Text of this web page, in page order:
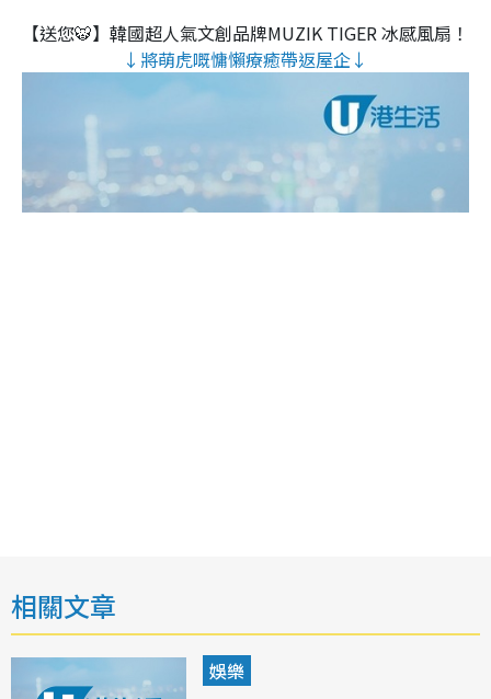
【送您🐯】韓國超人氣文創品牌MUZIK TIGER 冰感風扇！
↓將萌虎嘅慵懶療癒帶返屋企↓
相關文章
娛樂